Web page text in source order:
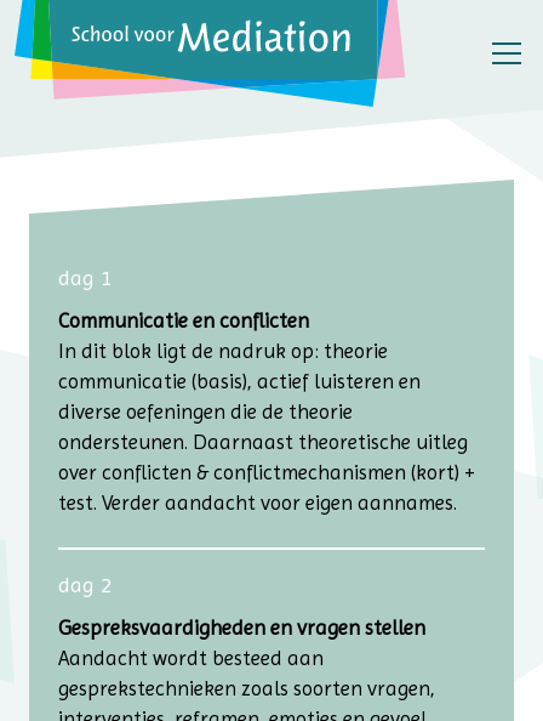
dag 1
Communicatie en conflicten
In dit blok ligt de nadruk op: theorie
communicatie (basis), actief luisteren en
diverse oefeningen die de theorie
ondersteunen. Daarnaast theoretische uitleg
over conflicten & conflictmechanismen (kort) +
test. Verder aandacht voor eigen aannames.
dag 2
Gespreksvaardigheden en vragen stellen
Aandacht wordt besteed aan
gesprekstechnieken zoals soorten vragen,